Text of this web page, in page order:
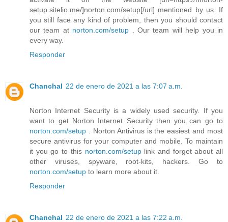
setup.sitelio.me/]norton.com/setup[/url] mentioned by us. If
you still face any kind of problem, then you should contact
our team at norton.com/setup . Our team will help you in
every way.
Responder
Chanchal 22 de enero de 2021 a las 7:07 a.m.
Norton Internet Security is a widely used security. If you
want to get Norton Internet Security then you can go to
norton.com/setup . Norton Antivirus is the easiest and most
secure antivirus for your computer and mobile. To maintain
it you go to this norton.com/setuplink and forget about all
other viruses, spyware, root-kits, hackers. Go to
norton.com/setup to learn more about it.
Responder
Chanchal 22 de enero de 2021 a las 7:22 a.m.